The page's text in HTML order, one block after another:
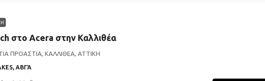
στο Acera στην Καλλιθέα
ΠΡΟΑΣΤΙΑ, ΚΑΛΛΙΘΕΑ, ΑΤΤΙΚΗ
ΑΒΓΆ